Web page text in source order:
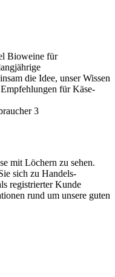
Bioweine für
die Idee, unser Wissen
für Käse-
sich zu Handels-
registrierter Kunde
rund um unsere guten